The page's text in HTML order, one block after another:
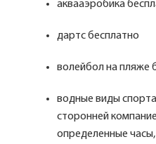
аквааэробика
дартс бесплатно
волейбол на пляже
водные виды
сторонней
определенные